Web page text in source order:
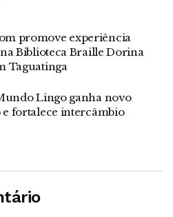
promove experiência
Biblioteca Braille Dorina
Taguatinga
Lingo ganha novo
e fortalece intercâmbio